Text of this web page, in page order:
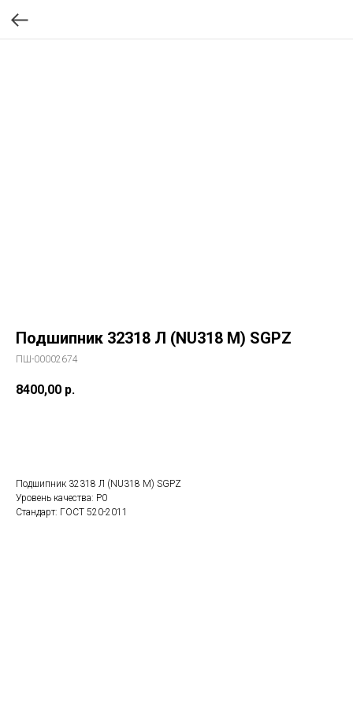
Подшипник 32318 Л (NU318 M) SGPZ
ПШ-00002674
8400,00 р.
Подшипник 32318 Л (NU318 M) SGPZ
Уровень качества: P0
Стандарт: ГОСТ 520-2011